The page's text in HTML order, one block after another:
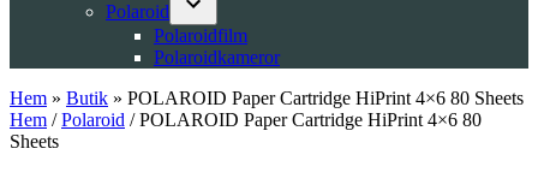
Polaroid
Open
dropdown
menu
Polaroidfilm
Polaroidkameror
Hem » Butik » POLAROID Paper Cartridge HiPrint 4×6 80 Sheets
Hem /Polaroid / POLAROID Paper Cartridge HiPrint 4×6 80
Sheets